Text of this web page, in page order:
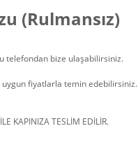
(Rulmansız)
telefondan bize ulaşabilirsiniz.
uygun fiyatlarla temin edebilirsiniz.
KAPINIZA TESLİM EDİLİR.